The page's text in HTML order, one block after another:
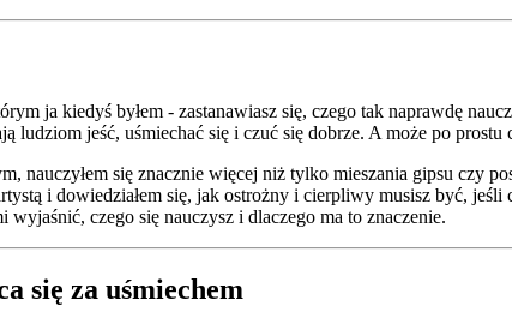
ja kiedyś byłem - zastanawiasz się, czego tak naprawdę
ludziom jeść, uśmiechać się i czuć się dobrze. A może po prostu
nauczyłem się znacznie więcej niż tylko mieszania gipsu czy
i dowiedziałem się, jak ostrożny i cierpliwy musisz być,
czego się nauczysz i dlaczego ma to znaczenie.
się za uśmiechem